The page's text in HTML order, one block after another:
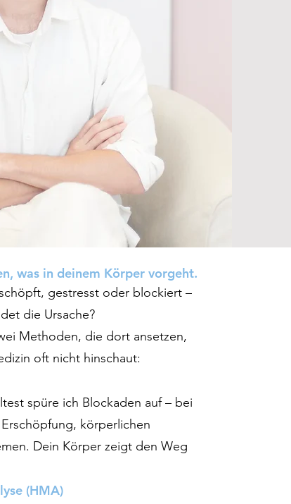
was in deinem Körper vorgeht.
gestresst oder blockiert –
die Ursache?
Methoden, die dort ansetzen,
oft nicht hinschaut:
spüre ich Blockaden auf – bei
körperlichen
Dein Körper zeigt den Weg
(HMA)